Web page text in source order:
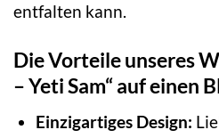
entfalten kann.
Die Vorteile unseres
– Yeti Sam“ auf einen
Einzigartiges Design: